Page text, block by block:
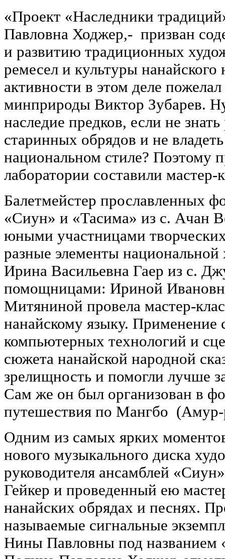
«Проект «Наследники
Павловна Ходжер,- призван
и развитию традиционных
ремесел и культуры нанайского
активности в этом деле пожелал
минприроды Виктор Зубарев.
наследие предков, если не
старинных обрядов и не
национальном стиле? Поэтому
лаборатории составили мастер-
Балетмейстер прославленных
«Сиун» и «Тасима» из с. Ачан
юными участницами
разные элементы национальной
Ирина Васильевна Гаер из с.
помощницами: Ириной
Митяниной провела мастер-
нанайскому языку. Применение
компьютерных технологий и
сюжета нанайской народной
зрелищность и помогли лучше
Сам же он был организован в
путешествия по Мангбо (Амур-
Одним из самых ярких
нового музыкального диска
руководителя ансамблей
Гейкер и проведенный ею
нанайских обрядах и песнях.
называемые сигнальные
Нины Павловны под названием